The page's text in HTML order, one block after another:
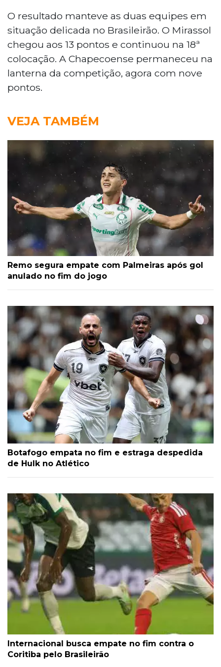
O resultado manteve as duas equipes em
situação delicada no Brasileirão. O Mirassol
chegou aos 13 pontos e continuou na 18ª
colocação. A Chapecoense permaneceu na
lanterna da competição, agora com nove
pontos.
VEJA TAMBÉM
Remo segura empate com Palmeiras após gol
anulado no fim do jogo
Botafogo empata no fim e estraga despedida
de Hulk no Atlético
Internacional busca empate no fim contra o
Coritiba pelo Brasileirão